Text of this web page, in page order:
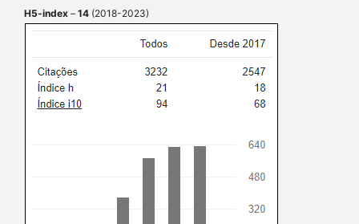
H5-index – 14 (2018-2023)